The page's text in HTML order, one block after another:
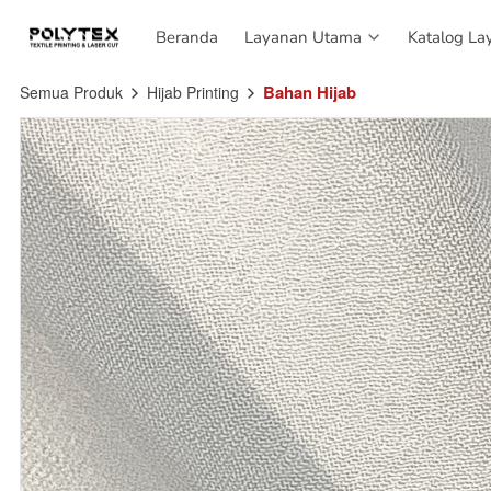
Beranda Layanan Utama Katalog
Beranda Layanan Utama Katalog
Semua Produk Hijab Printing Bahan Hijab